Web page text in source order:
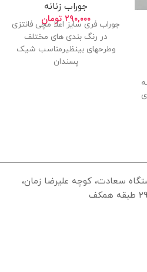
جوراب زنانه
۲۹۰,۰۰۰ تومان
جوراب فری سایز اعلا مچی فانتزی
در رنگ بندی های مختلف
وطرحهای بینظیرمناسب شیک
پسندان
سعادت، کوچه علیرضا زمان،